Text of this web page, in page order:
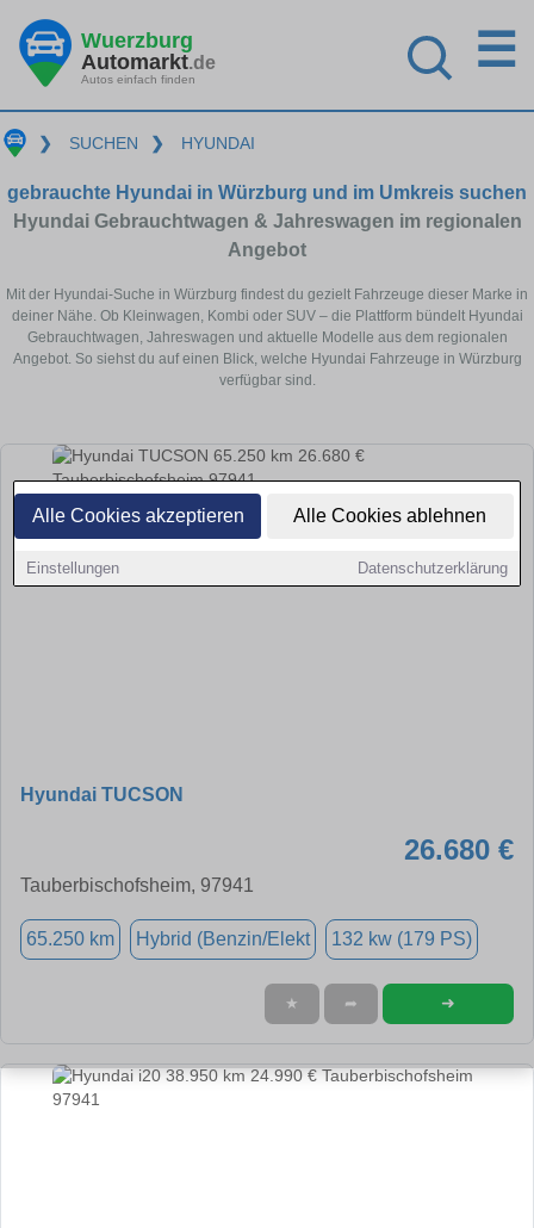
Alle Cookies akzeptieren Alle Cookies ablehnen
Einstellungen Datenschutzerklärung
Wuerzburg
Automarkt.de
Autos einfach finden
☰
❯ SUCHEN ❯ HYUNDAI
gebrauchte Hyundai in Würzburg und im Umkreis suchen
Hyundai Gebrauchtwagen & Jahreswagen im regionalen
Angebot
Mit der Hyundai-Suche in Würzburg findest du gezielt Fahrzeuge dieser Marke in
deiner Nähe. Ob Kleinwagen, Kombi oder SUV – die Plattform bündelt Hyundai
Gebrauchtwagen, Jahreswagen und aktuelle Modelle aus dem regionalen
Angebot. So siehst du auf einen Blick, welche Hyundai Fahrzeuge in Würzburg
verfügbar sind.
Hyundai TUCSON
26.680 €
Tauberbischofsheim, 97941
65.250 km Hybrid (Benzin/Elekt 132 kw (179 PS)
★ ➦ ➜